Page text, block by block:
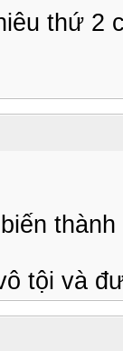
thứ 2
tội và